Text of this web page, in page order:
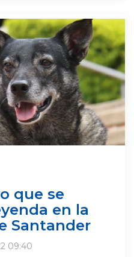
que se
en la
Santander
09:40